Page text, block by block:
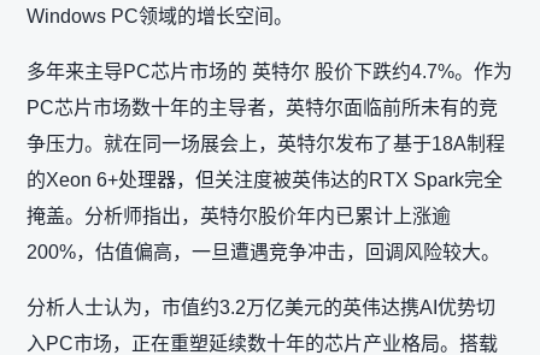
Windows PC领域的增长空间。
多年来主导PC芯片市场的 英特尔 股价下跌约4.7%。作为
PC芯片市场数十年的主导者，英特尔面临前所未有的竞
争压力。就在同一场展会上，英特尔发布了基于18A制程
的Xeon 6+处理器，但关注度被英伟达的RTX Spark完全
掩盖。分析师指出，英特尔股价年内已累计上涨逾
200%，估值偏高，一旦遭遇竞争冲击，回调风险较大。
分析人士认为，市值约3.2万亿美元的英伟达携AI优势切
入PC市场，正在重塑延续数十年的芯片产业格局。搭载